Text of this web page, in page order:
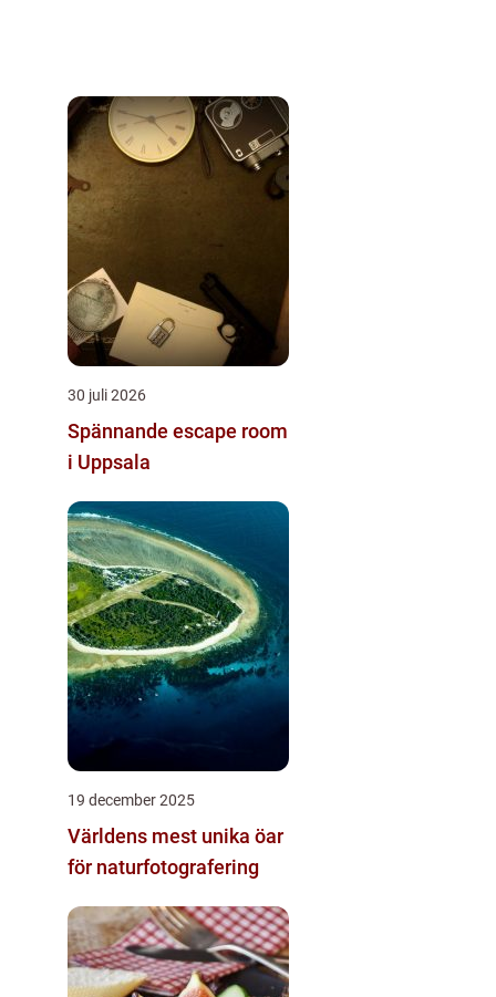
30 juli 2026
Spännande escape room
i Uppsala
19 december 2025
Världens mest unika öar
för naturfotografering